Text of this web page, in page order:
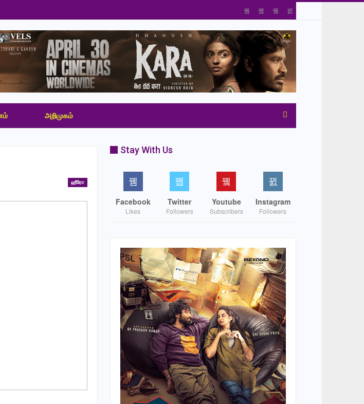
அறிமுகம்
ஹீரோ
Stay With Us
Facebook
Likes
Twitter
Followers
Youtube
Subscribers
Instagram
Followers